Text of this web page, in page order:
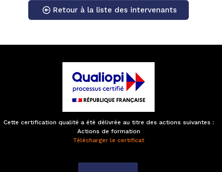
Retour à la liste des intervenants
Cette certification qualité a été délivrée au titre des actions suivantes :
Actions de formation
Télécharger le certificat